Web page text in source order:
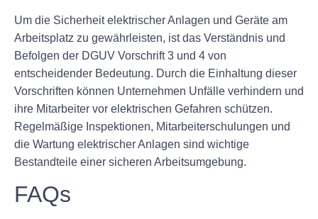
Um die Sicherheit elektrischer Anlagen und Geräte am
Arbeitsplatz zu gewährleisten, ist das Verständnis und
Befolgen der DGUV Vorschrift 3 und 4 von
entscheidender Bedeutung. Durch die Einhaltung dieser
Vorschriften können Unternehmen Unfälle verhindern und
ihre Mitarbeiter vor elektrischen Gefahren schützen.
Regelmäßige Inspektionen, Mitarbeiterschulungen und
die Wartung elektrischer Anlagen sind wichtige
Bestandteile einer sicheren Arbeitsumgebung.
FAQs